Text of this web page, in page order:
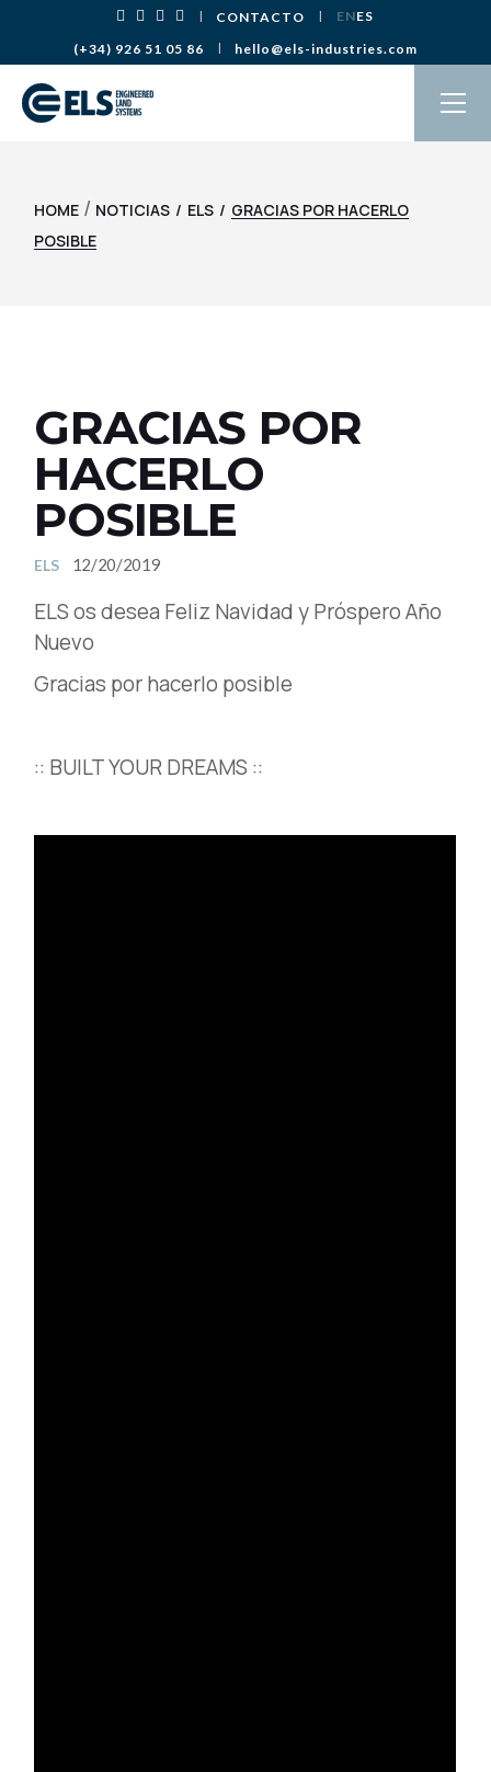
contenido(+34) 926 51 05 86 hello@els-industries.com
CONTACTO ENES
HOME / NOTICIAS ELS
GRACIAS POR HACERLO
POSIBLE
GRACIAS POR
HACERLO
POSIBLE
ELS 12/20/2019
ELS os desea Feliz Navidad y Próspero Año
Nuevo
Gracias por hacerlo posible
:: BUILT YOUR DREAMS ::